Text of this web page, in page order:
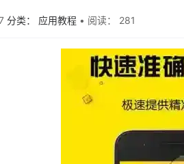
分类： 应用教程 • 阅读： 281